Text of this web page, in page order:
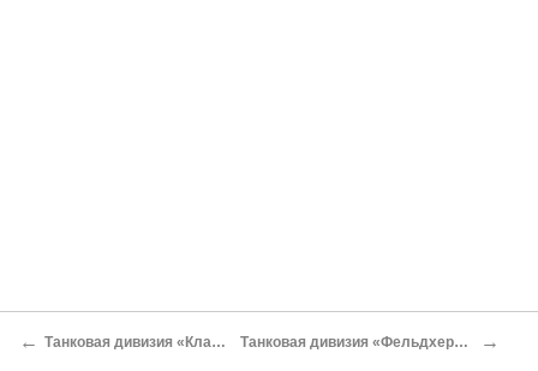
← Танковая дивизия «Клаузевиц» Танковая дивизия «Фельдхернхалле 2» →